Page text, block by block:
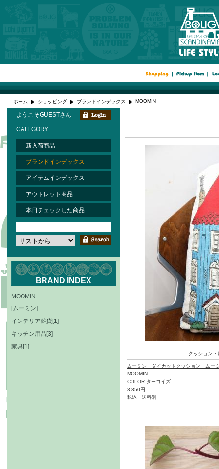
ホーム ショッピング ブランドインデックス MOOMIN
クッション・
ムーミン ダイカットクッション ムー
MOOMIN
COLOR:ターコイズ
3,850円
税込 送料別
ようこそGUESTさん
CATEGORY
新入荷商品
ブランドインデックス
アイテムインデックス
アウトレット商品
本日チェックした商品
BRAND INDEX
MOOMIN
[ムーミン]
インテリア雑貨[1]
キッチン用品[3]
家具[1]